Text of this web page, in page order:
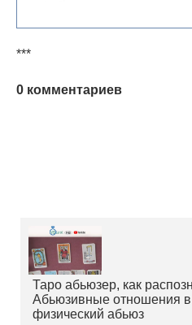
***
0 комментариев
Таро абьюзер, как
Абьюзивные отношения в
физический абьюз